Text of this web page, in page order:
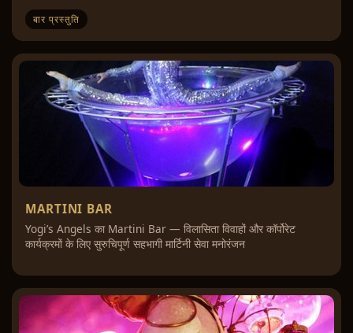
बार प्रस्तुति
MARTINI BAR
Yogi’s Angels का Martini Bar — विलासिता विवाहों और कॉर्पोरेट
कार्यक्रमों के लिए सुरुचिपूर्ण सहभागी मार्टिनी सेवा मनोरंजन